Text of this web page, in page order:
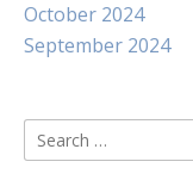
October 2024
September 2024
Search
for: